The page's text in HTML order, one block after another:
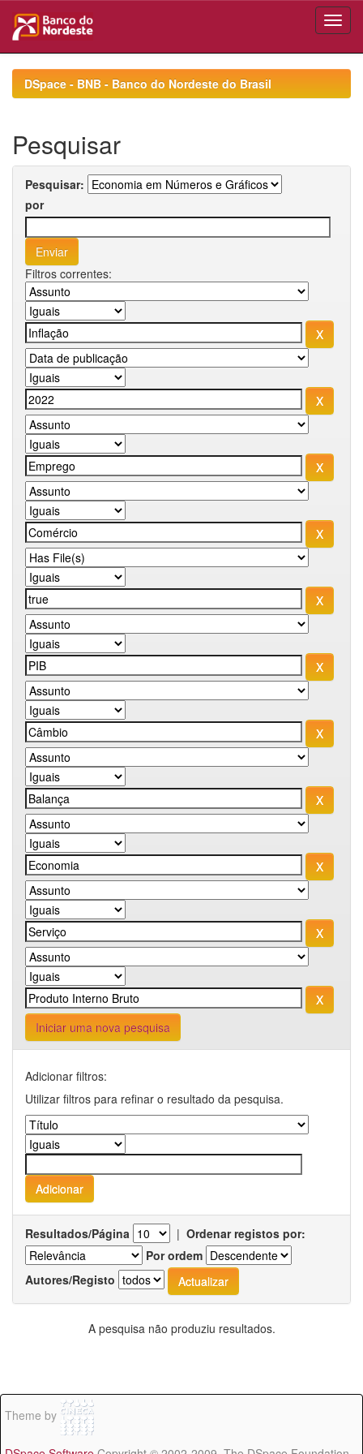
navigationDSpace - BNB - Banco do Nordeste do Brasil
Pesquisar
Pesquisar:
por
Filtros correntes:
Iniciar uma nova pesquisa
Adicionar filtros:
Utilizar filtros para refinar o resultado da pesquisa.
Resultados/Página | Ordenar registos por:
Por ordem
Autores/Registo
A pesquisa não produziu resultados.
Theme by